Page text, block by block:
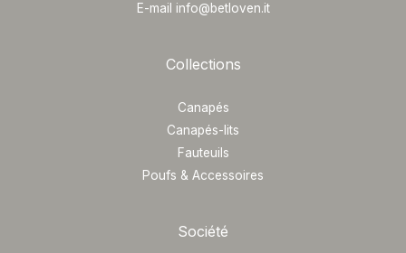
E-mail info@betloven.it
Collections
Canapés
Canapés-lits
Fauteuils
Poufs & Accessoires
Société